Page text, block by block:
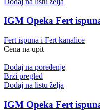
IGM Opeka Fert
Fert ispuna i Fert kanalice
Cena na upit
Dodaj na poređenje
Brzi pregled
Dodaj na listu želja
IGM Opeka Fert